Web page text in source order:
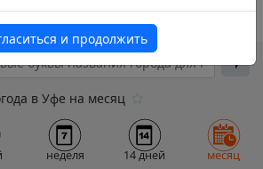
в Уфе на месяц
неделя 14 дней месяц
и продолжить